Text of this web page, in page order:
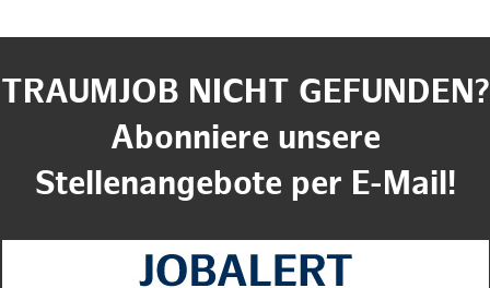
TRAUMJOB NICHT GEFUNDEN?
Abonniere unsere
Stellenangebote per E-Mail!